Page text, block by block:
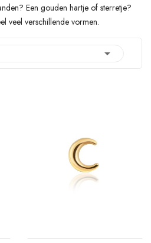
Een gouden hartje of sterretje?
veel verschillende vormen.
